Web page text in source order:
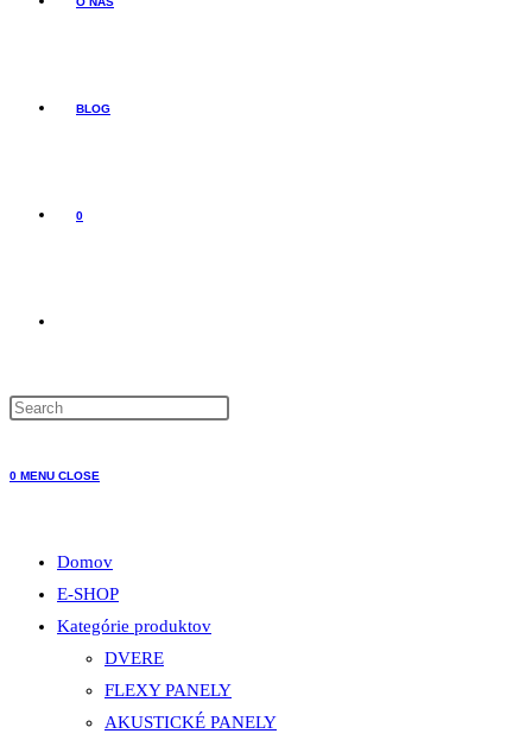
BLOG
0
0 MENU CLOSE
Domov
E-SHOP
Kategórie produktov
DVERE
FLEXY PANELY
AKUSTICKÉ PANELY